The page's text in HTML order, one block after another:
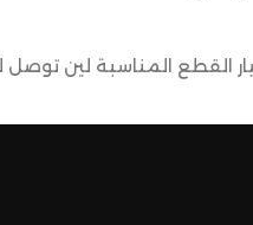
القطع المناسبة لين توصل